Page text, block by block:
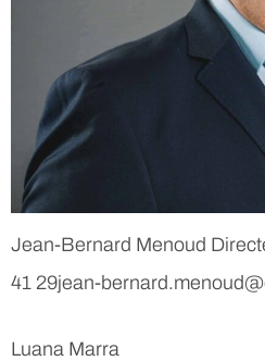
Jean-Bernard Menoud
41 29jean-
Luana Marra